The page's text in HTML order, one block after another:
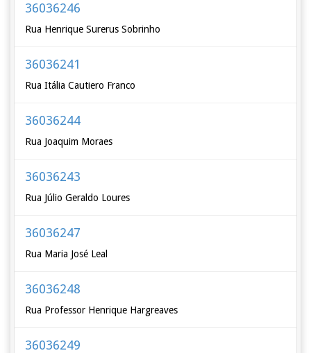
36036246
Rua Henrique Surerus Sobrinho
36036241
Rua Itália Cautiero Franco
36036244
Rua Joaquim Moraes
36036243
Rua Júlio Geraldo Loures
36036247
Rua Maria José Leal
36036248
Rua Professor Henrique Hargreaves
36036249